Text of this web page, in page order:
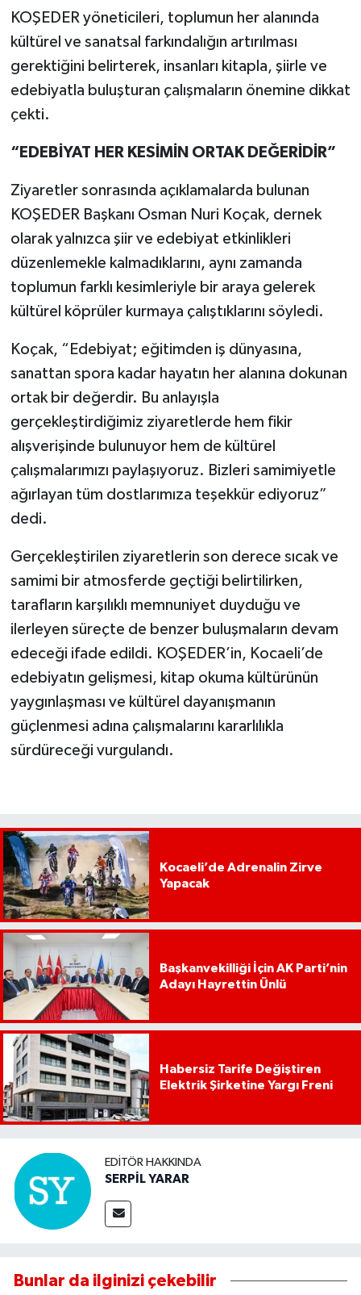
KOŞEDER yöneticileri, toplumun her alanında
kültürel ve sanatsal farkındalığın artırılması
gerektiğini belirterek, insanları kitapla, şiirle ve
edebiyatla buluşturan çalışmaların önemine dikkat
çekti.
“EDEBİYAT HER KESİMİN ORTAK DEĞERİDİR”
Ziyaretler sonrasında açıklamalarda bulunan
KOŞEDER Başkanı Osman Nuri Koçak, dernek
olarak yalnızca şiir ve edebiyat etkinlikleri
düzenlemekle kalmadıklarını, aynı zamanda
toplumun farklı kesimleriyle bir araya gelerek
kültürel köprüler kurmaya çalıştıklarını söyledi.
Koçak, “Edebiyat; eğitimden iş dünyasına,
sanattan spora kadar hayatın her alanına dokunan
ortak bir değerdir. Bu anlayışla
gerçekleştirdiğimiz ziyaretlerde hem fikir
alışverişinde bulunuyor hem de kültürel
çalışmalarımızı paylaşıyoruz. Bizleri samimiyetle
ağırlayan tüm dostlarımıza teşekkür ediyoruz”
dedi.
Gerçekleştirilen ziyaretlerin son derece sıcak ve
samimi bir atmosferde geçtiği belirtilirken,
tarafların karşılıklı memnuniyet duyduğu ve
ilerleyen süreçte de benzer buluşmaların devam
edeceği ifade edildi. KOŞEDER’in, Kocaeli’de
edebiyatın gelişmesi, kitap okuma kültürünün
yaygınlaşması ve kültürel dayanışmanın
güçlenmesi adına çalışmalarını kararlılıkla
sürdüreceği vurgulandı.
Kocaeli’de Adrenalin Zirve
Yapacak
Başkanvekilliği İçin AK Parti’nin
Adayı Hayrettin Ünlü
Habersiz Tarife Değiştiren
Elektrik Şirketine Yargı Freni
EDITÖR HAKKINDA
SERPİL YARAR
Bunlar da ilginizi çekebilir